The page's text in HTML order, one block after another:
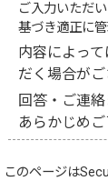
ご入力いただ
基づき適正に管
内容によっ
だく場合がご
回答・ご連
あらかじめご
このページは